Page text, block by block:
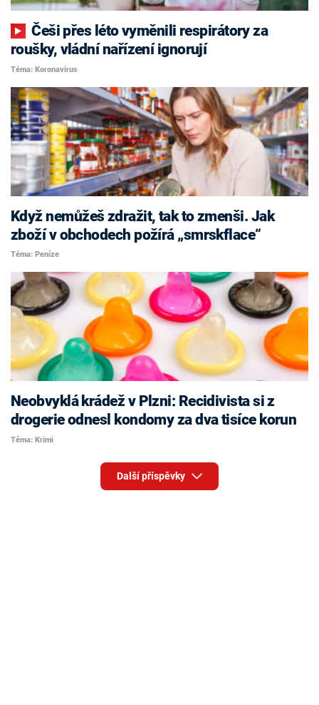
Češi přes léto vyměnili respirátory za
roušky, vládní nařízení ignorují
Téma: Koronavirus
Když nemůžeš zdražit, tak to zmenši. Jak
zboží v obchodech požírá „smrskflace“
Téma: Peníze
Neobvyklá krádež v Plzni: Recidivista si z
drogerie odnesl kondomy za dva tisíce korun
Téma: Krimi
Další příspěvky